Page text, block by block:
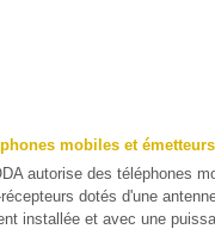
mobiles et
autorise des téléphones
dotés d'une
installée et avec une